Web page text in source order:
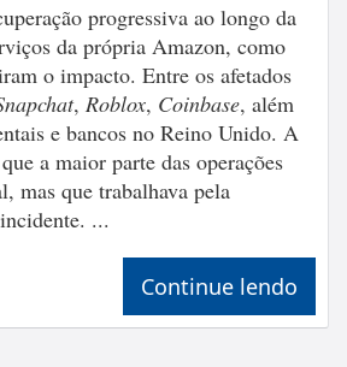
progressiva ao longo da
da própria Amazon, como
o impacto. Entre os afetados
, Roblox, Coinbase, além
e bancos no Reino Unido. A
a maior parte das operações
mas que trabalhava pela
...
Continue lendo